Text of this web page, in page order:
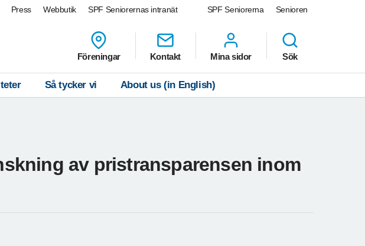
SPF Seniorerna Senioren
Press Webbutik SPF Seniorernas intranät
Föreningar Kontakt Mina sidor Sök
Så tycker vi About us (in English)
av pristransparensen inom